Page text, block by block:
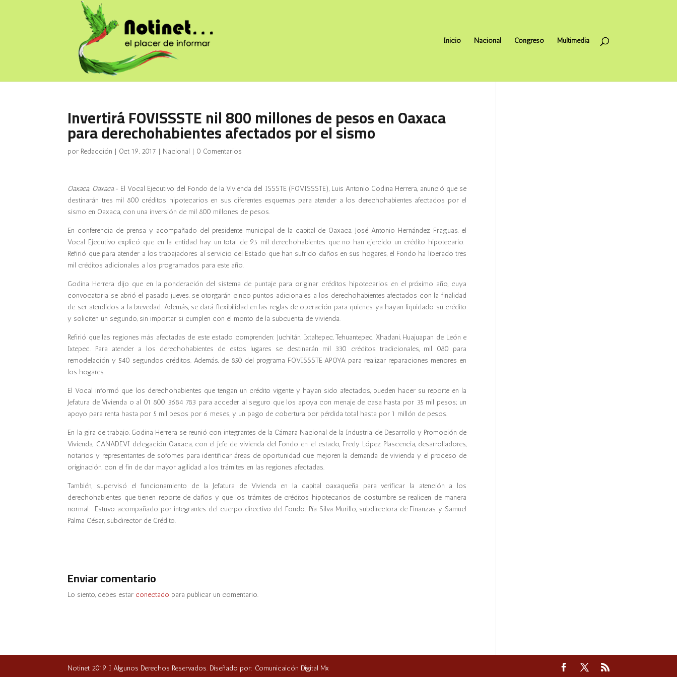
Inicio Nacional Congreso Multimedia
Invertirá FOVISSSTE nil 800 millones de pesos en Oaxaca
para derechohabientes afectados por el sismo
por Redacción | Oct 19, 2017 | Nacional | 0 Comentarios
Oaxaca, Oaxaca.- El Vocal Ejecutivo del Fondo de la Vivienda del ISSSTE (FOVISSSTE), Luis Antonio Godina Herrera, anunció que se
destinarán tres mil 800 créditos hipotecarios en sus diferentes esquemas para atender a los derechohabientes afectados por el
sismo en Oaxaca, con una inversión de mil 800 millones de pesos.
En conferencia de prensa y acompañado del presidente municipal de la capital de Oaxaca, José Antonio Hernández Fraguas, el
Vocal Ejecutivo explicó que en la entidad hay un total de 95 mil derechohabientes que no han ejercido un crédito hipotecario.
Refirió que para atender a los trabajadores al servicio del Estado que han sufrido daños en sus hogares, el Fondo ha liberado tres
mil créditos adicionales a los programados para este año.
Godina Herrera dijo que en la ponderación del sistema de puntaje para originar créditos hipotecarios en el próximo año, cuya
convocatoria se abrió el pasado jueves, se otorgarán cinco puntos adicionales a los derechohabientes afectados con la finalidad
de ser atendidos a la brevedad. Además, se dará flexibilidad en las reglas de operación para quienes ya hayan liquidado su crédito
y soliciten un segundo, sin importar si cumplen con el monto de la subcuenta de vivienda.
Refirió que las regiones más afectadas de este estado comprenden: Juchitán, Ixtaltepec, Tehuantepec, Xhadani, Huajuapan de León e
Ixtepec. Para atender a los derechohabientes de estos lugares se destinarán mil 330 créditos tradicionales, mil 080 para
remodelación y 540 segundos créditos. Además, de 850 del programa FOVISSSTE APOYA para realizar reparaciones menores en
los hogares.
El Vocal informó que los derechohabientes que tengan un crédito vigente y hayan sido afectados, pueden hacer su reporte en la
Jefatura de Vivienda o al 01 800 3684 783 para acceder al seguro que los apoya con menaje de casa hasta por 35 mil pesos; un
apoyo para renta hasta por 5 mil pesos por 6 meses, y un pago de cobertura por pérdida total hasta por 1 millón de pesos.
En la gira de trabajo, Godina Herrera se reunió con integrantes de la Cámara Nacional de la Industria de Desarrollo y Promoción de
Vivienda, CANADEVI delegación Oaxaca, con el jefe de vivienda del Fondo en el estado, Fredy López Plascencia, desarrolladores,
notarios y representantes de sofomes para identificar áreas de oportunidad que mejoren la demanda de vivienda y el proceso de
originación, con el fin de dar mayor agilidad a los trámites en las regiones afectadas.
También, supervisó el funcionamiento de la Jefatura de Vivienda en la capital oaxaqueña para verificar la atención a los
derechohabientes que tienen reporte de daños y que los trámites de créditos hipotecarios de costumbre se realicen de manera
normal. Estuvo acompañado por integrantes del cuerpo directivo del Fondo: Pía Silva Murillo, subdirectora de Finanzas y Samuel
Palma César, subdirector de Crédito.
Enviar comentario
Lo siento, debes estar conectado para publicar un comentario.
Notinet 2019 I Algunos Derechos Reservados. Diseñado por: Comunicaicón Digital Mx